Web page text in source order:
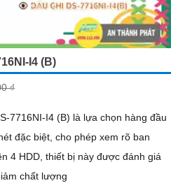
I4 (B)
₫
7716NI-I4 (B) là lựa chọn hàng đầu
đặc biệt, cho phép xem rõ ban
chất lượng